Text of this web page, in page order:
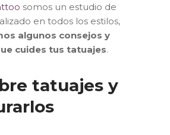
somos un estudio de
en todos los estilos,
algunos consejos y
cuides tus tatuajes.
tatuajes y